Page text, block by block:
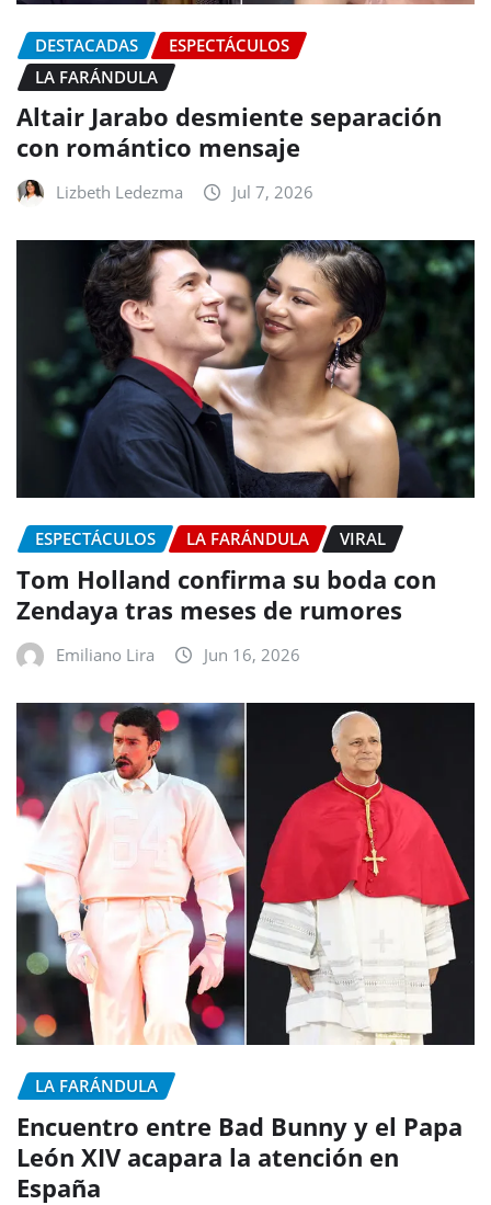
DESTACADAS
ESPECTÁCULOS
LA FARÁNDULA
Altair Jarabo desmiente separación
con romántico mensaje
Lizbeth Ledezma Jul 7, 2026
ESPECTÁCULOS LA FARÁNDULA VIRAL
Tom Holland confirma su boda con
Zendaya tras meses de rumores
Emiliano Lira Jun 16, 2026
LA FARÁNDULA
Encuentro entre Bad Bunny y el Papa
León XIV acapara la atención en
España